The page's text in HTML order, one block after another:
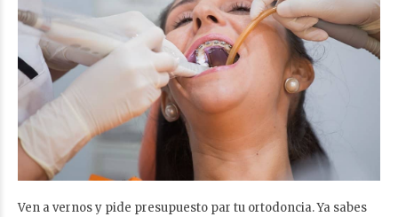
Ven a vernos y pide presupuesto par tu ortodoncia. Ya sabes